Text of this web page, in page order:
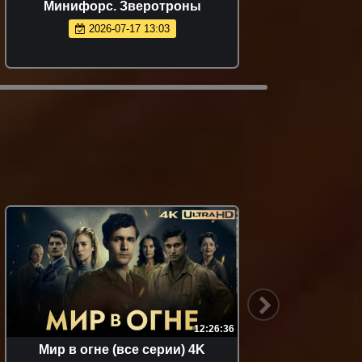
Минифорс. Зверотроны
2026-07-17 13:03
12:26:36
Мир в огне (все серии) 4K